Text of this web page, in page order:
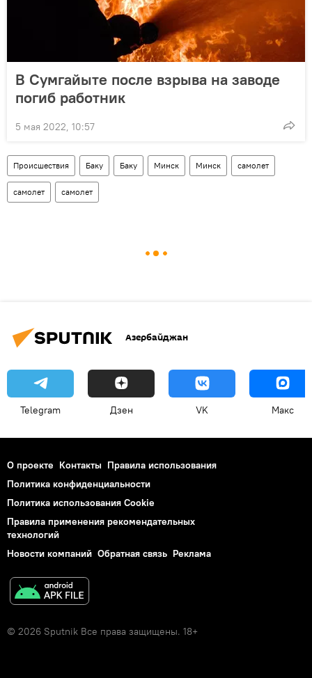
В Сумгайыте после взрыва на заводе
погиб работник
5 мая 2022, 10:57
Происшествия Баку Баку Минск Минск самолет
самолет самолет
Азербайджан
Telegram Дзен VK Макс
О проекте Контакты Правила использования
Политика конфиденциальности
Политика использования Cookie
Правила применения рекомендательных
технологий
Новости компаний Обратная связь Реклама
© 2026 Sputnik Все права защищены. 18+